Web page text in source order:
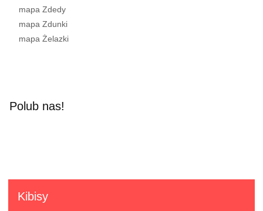
mapa Zdedy
mapa Zdunki
mapa Żelazki
Polub nas!
Kibisy